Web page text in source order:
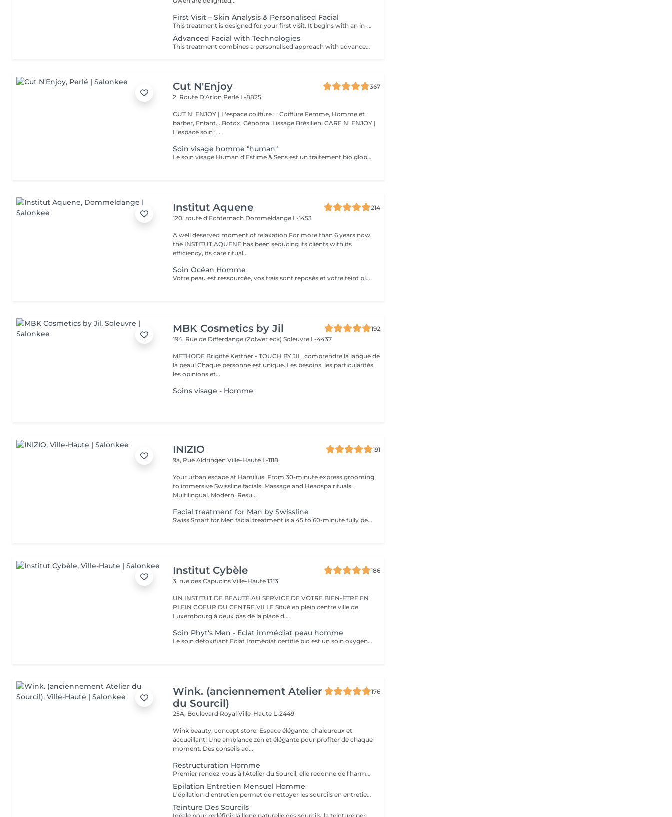
First Visit – Skin Analysis & Personalised Facial
This treatment is designed for your first visit. It begins with an in-depth skin analysis to understand your skin’s needs and identify any imbalances. The facial is then fully customised, using targeted techniques and products adapted to your skin. This first appointment delivers visible results while providing personalised advice to improve your skin over time.
Advanced Facial with Technologies
This treatment combines a personalised approach with advanced technologies to work deeper on the skin. Technologies are selected according to your needs to improve skin texture, hydration and signs of ageing. An ideal treatment for visible results and a more advanced approach to skin improvement.
Cut N'Enjoy
367
2, Route D'Arlon Perlé L-8825
CUT N' ENJOY | L'espace coiffure : . Coiffure Femme, Homme et
barber, Enfant. . Botox, Génoma, Lissage Brésilien. CARE N' ENJOY |
L'espace soin : ...
Soin visage homme "human"
Le soin visage Human d'Estime & Sens est un traitement bio global de 1h15 dédié aux hommes. Il débute par un modelage relaxant du dos pour évacuer les tensions. Il se poursuit par un nettoyage profond, un gommage et un massage du visage avec l'huile Human. Ce protocole sur mesure purifie, hydrate intensément et défatigue durablement les traits.
Institut Aquene
214
120, route d'Echternach Dommeldange L-1453
A well deserved moment of relaxation For more than 6 years now,
the INSTITUT AQUENE has been seducing its clients with its
efficiency, its care ritual...
Soin Océan Homme
Votre peau est ressourcée, vos trais sont reposés et votre teint plus lumineux. Véritable recharge d'énergie, les extraits d'algue bleue sont libérés au cur des cellules pour une action anti-âge et antifatigue.
MBK Cosmetics by Jil
192
194, Rue de Differdange (Zolwer eck)Soleuvre L-4437
METHODE Brigitte Kettner - TOUCH BY JIL, comprendre la langue de
la peau! Chaque personne est unique. Les besoins, les particularités,
les opinions et...
Soins visage - Homme
INIZIO
191
9a, Rue AldringenVille-Haute L-1118
Your urban escape at Hamilius. From 30-minute express grooming
to immersive Swissline facials, Massage and Headspa rituals.
Multilingual. Modern. Resu...
Facial treatment for Man by Swissline
Swiss Smart for Men facial treatment is a 45 to 60-minute fully personalised facial designed for men who seek to detoxify and strengthen their skin. This facial uses exclusively vegan Swissline products, enhanced with the signature collection of Age Intelligence Boosters to protect and rebalance the skin. It has an instant distress effect and includes a 15- to 20-minute facial massage combining relaxation and lymphatic drainage to detoxify the skin, and is a smart and fast way to look your best. Key benefits: Refreshes and energises tired-looking skin Soothes irritation Improves skin tone and texture
Institut Cybèle
186
3, rue des CapucinsVille-Haute 1313
UN INSTITUT DE BEAUTÉ AU SERVICE DE VOTRE BIEN-ÊTRE EN
PLEIN COEUR DU CENTRE VILLE Situé en plein centre ville de
Luxembourg à deux pas de la place d...
Soin Phyt's Men - Eclat immédiat peau homme
Le soin détoxifiant Eclat Immédiat certifié bio est un soin oxygénant et défatigant, destiné à toutes les peaux masculines, est idéal pour les épidermes asphyxiés ou les teints brouillés. Nettoyage - gommage - extraction des comédons avec vapeur - massage - masque. Enrichi en ginseng, aloé vera et huiles végétales nourrissantes, il hydrate, apaise et revitalise la peau.
Wink. (anciennement Atelier
du Sourcil)
176
25A, Boulevard RoyalVille-Haute L-2449
Wink beauty, concept store. Espace élégante, chaleureux et
accueillant! Une ambiance zen et élégante pour profiter de chaque
moment. Des conseils ad...
Restructuration Homme
Premier rendez-vous à l'Atelier du Sourcil, elle redonne de l'harmonie au visage. Entièrement réalisée à la pince à épiler, cette prestation iconique vise à redéfinir la forme des sourcils. Formée en morphologie du visage, notre équipe de professionnelles maîtrise toutes les subtilités d'une forme réussie. Un entretien mensuel permet ensuite de conserver une ligne idéale.
Epilation Entretien Mensuel Homme
L'épilation d'entretien permet de nettoyer les sourcils en entretien et de conserver ainsi leur ligne. Au-delà de deux mois sans entretien à l'atelier du sourcil, il faudra refaire une restructuration pour redessiner à nouveau la ligne du sourcil.
Teinture Des Sourcils